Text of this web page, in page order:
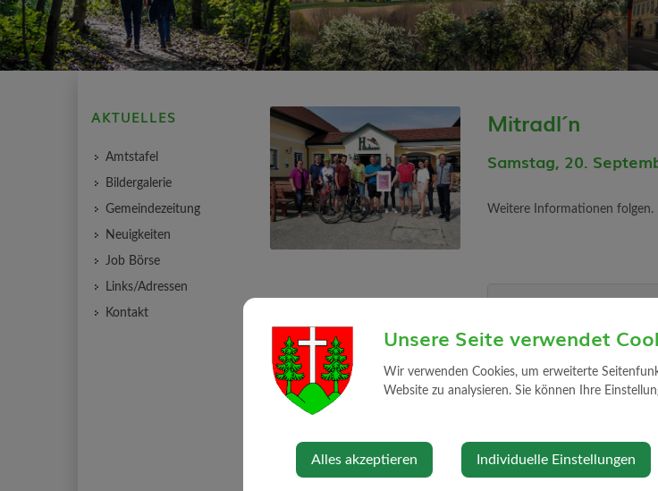
Mitradl´n
Samstag, 20.
Weitere Informationen folgen.
Veranstaltungsort
Markt 10
3314 Strengberg
AKTUELLES
Amtstafel
Bildergalerie
Gemeindezeitung
Neuigkeiten
Job Börse
Links/Adressen
Kontakt
Unsere Seite verwendet
Wir verwenden Cookies, um erweiterte
Website zu analysieren. Sie können Ihre
Alles akzeptieren Individuelle Einstellungen